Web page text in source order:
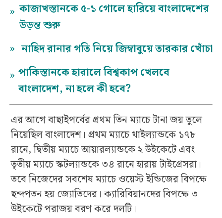
» কাজাখস্তানকে ৫-১ গোলে হারিয়ে বাংলাদেশের
উড়ন্ত শুরু
» নাহিদ রানার গতি নিয়ে জিম্বাবুয়ে তারকার খোঁচা
» পাকিস্তানকে হারালে বিশ্বকাপ খেলবে
বাংলাদেশ, না হলে কী হবে?
এর আগে বাছাইপর্বের প্রথম তিন ম্যাচে টানা জয় তুলে
নিয়েছিল বাংলাদেশ। প্রথম ম্যাচে থাইল্যান্ডকে ১৭৮
রানে, দ্বিতীয় ম্যাচে আয়ারল্যান্ডকে ২ উইকেটে এবং
তৃতীয় ম্যাচে স্কটল্যান্ডকে ৩৪ রানে হারায় টাইগ্রেসরা।
তবে নিজেদের সবশেষ ম্যাচে ওয়েস্ট ইন্ডিজের বিপক্ষে
ছন্দপতন হয় জ্যোতিদের। ক্যারিবিয়ানদের বিপক্ষে ৩
উইকেটে পরাজয় বরণ করে দলটি।